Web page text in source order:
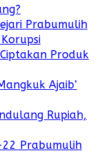
Prabumulih
Produk
Ajaib’
Rupiah,
22 Prabumulih